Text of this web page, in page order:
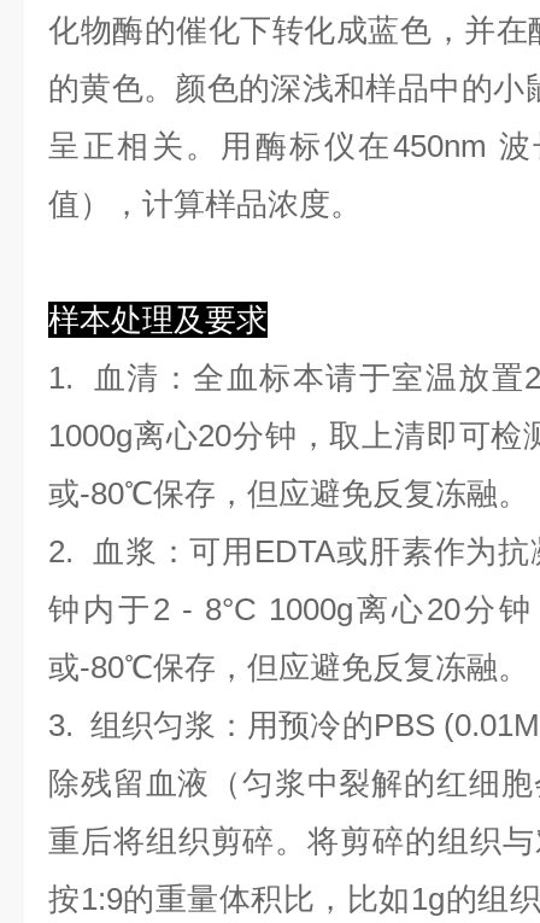
化物酶的催化下转化成蓝色，并
的黄色。颜色的深浅和样品中的小
呈正相关。用酶标仪在450nm
值），计算样品浓度。
样本处理及要求
1.
血清 ：全血标本请于室温放
1000g离心20分钟，取上清即可
或-80℃保存，但应避免反复冻融。
2.
血浆 ：可用EDTA或肝素作为
钟内于2 - 8°C 1000g离心20分
或-80℃保存，但应避免反复冻融。
3.组织匀浆 ：用预冷的PBS
除残留血液（匀浆中裂解的红细
重后将组织剪碎。将剪碎的组织
按1:9的重量体积比，比如1g的组